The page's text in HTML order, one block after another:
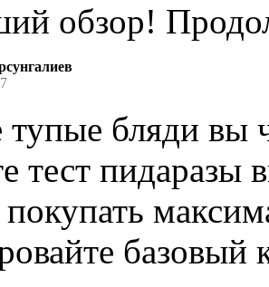
обзор!
тупые бляди вы
тест пидаразы
базовый